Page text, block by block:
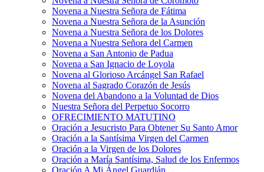
Novena a Nuestra Señora de Fátima
Novena a Nuestra Señora de la Asunción
Novena a Nuestra Señora de los Dolores
Novena a Nuestra Señora del Carmen
Novena a San Antonio de Padua
Novena a San Ignacio de Loyola
Novena al Glorioso Arcángel San Rafael
Novena al Sagrado Corazón de Jesús
Novena del Abandono a la Voluntad de Dios
Nuestra Señora del Perpetuo Socorro
OFRECIMIENTO MATUTINO
Oración a Jesucristo Para Obtener Su Santo Amor
Oración a la Santísima Virgen del Carmen
Oración a la Virgen de los Dolores
Oración a María Santísima, Salud de los Enfermos
Oración A Mi Ángel Guardián